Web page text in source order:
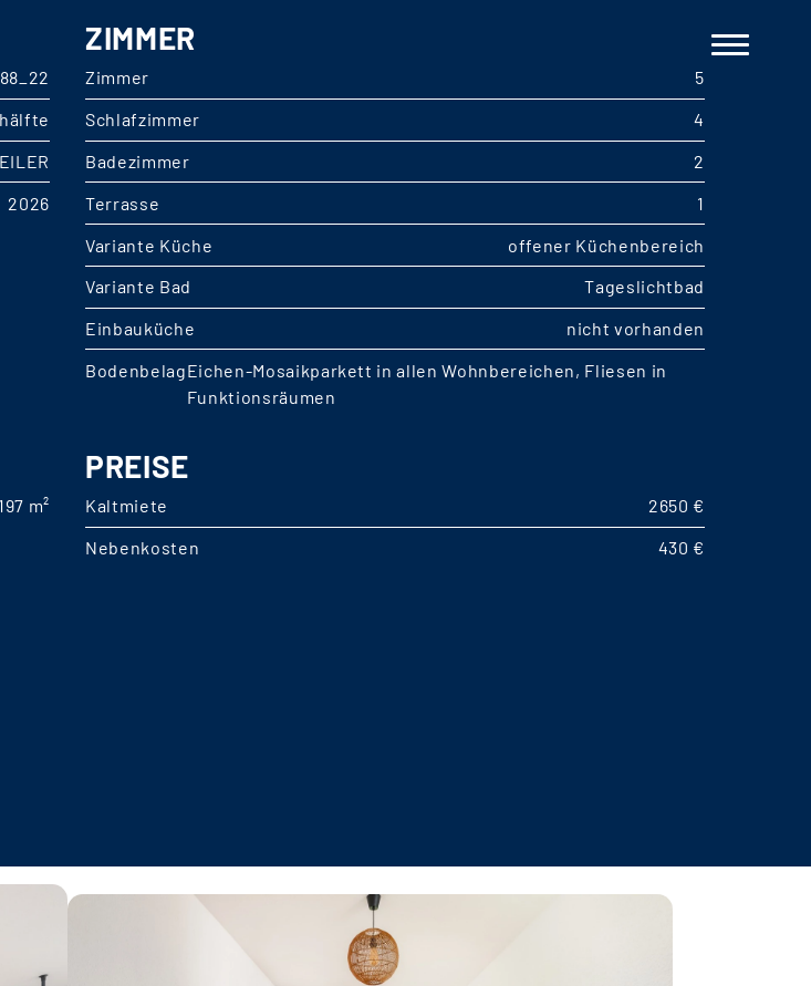
2026
ZIMMER
Zimmer
5
Schlafzimmer
4
Badezimmer
2
Terrasse
1
Variante Küche
offener Küchenbereich
Variante Bad
Tageslichtbad
Einbauküche
nicht vorhanden
BodenbelagEichen-Mosaikparkett in allen Wohnbereichen, Fliesen in
Funktionsräumen
m²
PREISE
Kaltmiete
2650 €
Nebenkosten
430 €